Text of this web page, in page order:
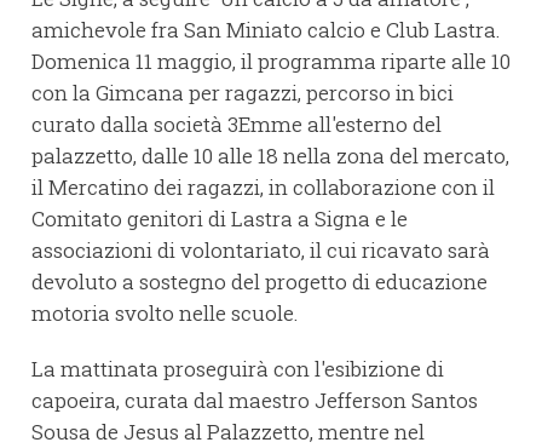
amichevole fra San Miniato calcio e Club Lastra.
Domenica 11 maggio, il programma riparte alle 10
con la Gimcana per ragazzi, percorso in bici
curato dalla società 3Emme all'esterno del
palazzetto, dalle 10 alle 18 nella zona del mercato,
il Mercatino dei ragazzi, in collaborazione con il
Comitato genitori di Lastra a Signa e le
associazioni di volontariato, il cui ricavato sarà
devoluto a sostegno del progetto di educazione
motoria svolto nelle scuole.
La mattinata proseguirà con l'esibizione di
capoeira, curata dal maestro Jefferson Santos
Sousa de Jesus al Palazzetto, mentre nel